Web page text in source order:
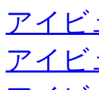
アイビ
アイビ